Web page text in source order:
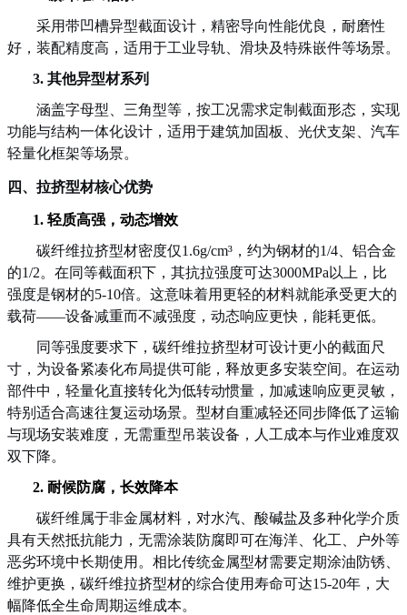
采用带凹槽异型截面设计，精密导向性能优良，耐磨性
好，装配精度高，适用于工业导轨、滑块及特殊嵌件等场景。
3. 其他异型材系列
涵盖字母型、 三角型等 ，按工况需求定制截面形态，实现
功能与结构一体化设计，适用于建筑加固板、光伏支架、汽车
轻量化框架等场景。
四、 拉挤型材核心优势
1. 轻质高强，动态增效
碳纤维拉挤型材密度仅1.6g/cm³，约为钢材的1/4 、铝合金
的1/2。在同等截面积下，其抗拉强度可达3000MPa以上，比
强度是钢材的5-10倍。这意味着用更轻的材料就能承受更大的
载荷——设备减重而不减强度，动态响应更快，能耗更低。
同等强度要求下，碳纤维拉挤型材可设计更小的截面尺
寸，为设备紧凑化布局提供可能，释放更多安装空间。在运动
部件中，轻量化直接转化为低转动惯量，加减速响应更灵敏，
特别适合高速往复运动场景。型材自重减轻还同步降低了运输
与现场安装难度，无需重型吊装设备，人工成本与作业难度双
双下降。
2. 耐候防腐，长效降本
碳纤维属于非金属材料，对水汽、酸碱盐及多种化学介质
具有天然抵抗能力，无需涂装防腐即可在海洋、化工、户外等
恶劣环境中长期使用。相比传统金属型材需要定期涂油防锈、
维护更换，碳纤维拉挤型材的综合使用寿命可达15-20年，大
幅降低全生命周期运维成本。